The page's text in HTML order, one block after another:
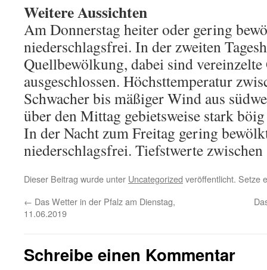
Weitere Aussichten
Am Donnerstag heiter oder gering
niederschlagsfrei. In der zweiten
Quellbewölkung, dabei sind
ausgeschlossen. Höchsttemperatur
Schwacher bis mäßiger Wind aus
über den Mittag gebietsweise stark
In der Nacht zum Freitag gering
niederschlagsfrei. Tiefstwerte
Dieser Beitrag wurde unter Uncategorized veröffentlicht. Setze
← Das Wetter in der Pfalz am Dienstag,
11.06.2019
Schreibe einen Kommentar